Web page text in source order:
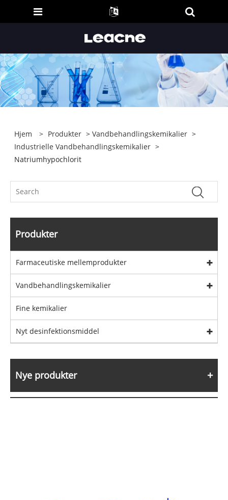
Hjem > Produkter >Vandbehandlingskemikalier >
Industrielle Vandbehandlingskemikalier >
Natriumhypochlorit
Produkter
Farmaceutiske mellemprodukter
Vandbehandlingskemikalier
Fine kemikalier
Nyt desinfektionsmiddel
Nye produkter